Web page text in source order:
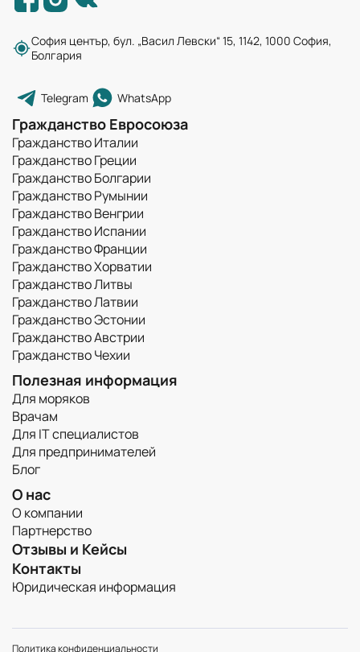
София център, бул. „Васил Левски“ 15, 1142, 1000 София,
Болгария
Telegram WhatsApp
Гражданство Евросоюза
Гражданство Италии
Гражданство Греции
Гражданство Болгарии
Гражданство Румынии
Гражданство Венгрии
Гражданство Испании
Гражданство Франции
Гражданство Хорватии
Гражданство Литвы
Гражданство Латвии
Гражданство Эстонии
Гражданство Австрии
Гражданство Чехии
Полезная информация
Для моряков
Врачам
Для IT специалистов
Для предпринимателей
Блог
О нас
О компании
Партнерство
Отзывы и Кейсы
Контакты
Юридическая информация
Политика конфиденциальности